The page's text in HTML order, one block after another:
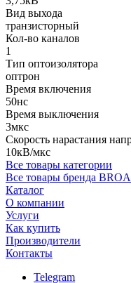
Вид выхода
транзисторный
Кол-во каналов
1
Тип оптоизолятора
оптрон
Время включения
50нс
Время выключения
3мкс
Скорость нарастания
10кВ/мкс
Все товары категории
Все товары бренда
Каталог
О компании
Услуги
Как купить
Производители
Контакты
Telegram